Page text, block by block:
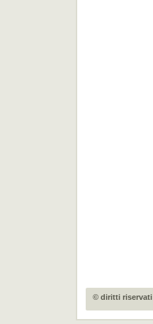
© diritti riservati